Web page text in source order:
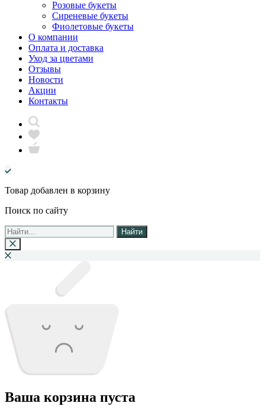
Розовые букеты
Сиреневые букеты
Фиолетовые букеты
О компании
Оплата и доставка
Уход за цветами
Отзывы
Новости
Акции
Контакты
Товар добавлен в корзину
Поиск по сайту
Найти
Ваша корзина пуста